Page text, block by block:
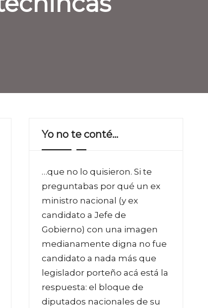
Yo no te conté…
…que no lo quisieron. Si te
preguntabas por qué un ex
ministro nacional (y ex
candidato a Jefe de
Gobierno) con una imagen
medianamente digna no fue
candidato a nada más que
legislador porteño acá está la
respuesta: el bloque de
diputados nacionales de su